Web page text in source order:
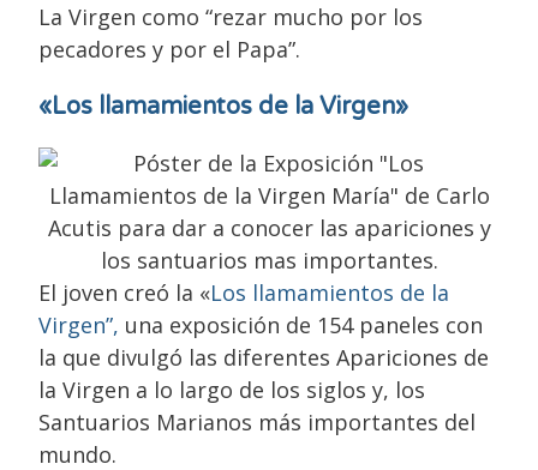
La Virgen como “rezar mucho por los
pecadores y por el Papa”.
«Los llamamientos de la Virgen»
El joven creó la «Los llamamientos de la
Virgen”, una exposición de 154 paneles con
la que divulgó las diferentes Apariciones de
la Virgen a lo largo de los siglos y, los
Santuarios Marianos más importantes del
mundo.